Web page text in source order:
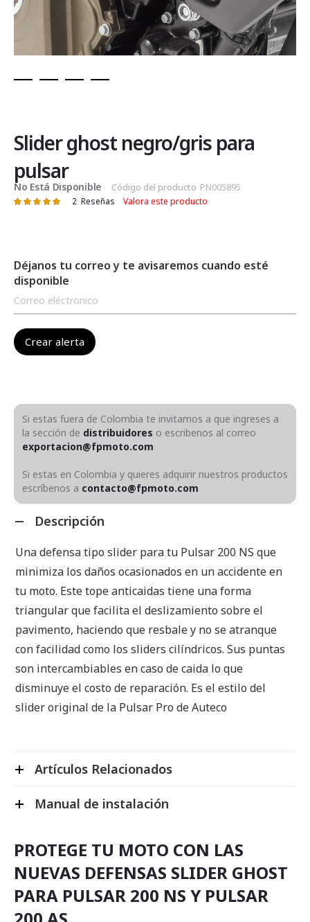
de
la
galería
de
imágenes
Slider ghost negro/gris para
pulsar
No Está Disponible Código del producto PN005895
Valoración: 2 Reseñas Valora este producto
Déjanos tu correo y te avisaremos cuando esté
disponible
Si estas fuera de Colombia te invitamos a que ingreses a
la sección de distribuidores o escribenos al correo
exportacion@fpmoto.com
Si estas en Colombia y quieres adquirir nuestros productos
escríbenos a contacto@fpmoto.com
Descripción
Una defensa tipo slider para tu Pulsar 200 NS que
minimiza los daños ocasionados en un accidente en
tu moto. Este tope anticaidas tiene una forma
triangular que facilita el deslizamiento sobre el
pavimento, haciendo que resbale y no se atranque
con facilidad como los sliders cilíndricos. Sus puntas
son intercambiables en caso de caida lo que
disminuye el costo de reparación. Es el estilo del
slider original de la Pulsar Pro de Auteco
Artículos Relacionados
Manual de instalación
PROTEGE TU MOTO CON LAS
NUEVAS DEFENSAS SLIDER GHOST
PARA PULSAR 200 NS Y PULSAR